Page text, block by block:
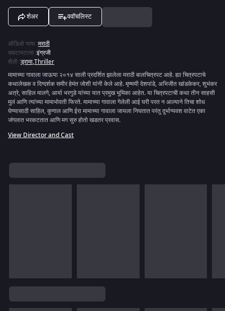
शेअर ववॉचलिस्ट
ऑडिओ भाषा :मराठी
सबटायटल्स :इंग्रजी
शैली :ड्रामा,Thriller
मामाच्या गावाला जाऊया २०१४ साली प्रदर्शित झालेला मराठी बालचित्रपट आहे. ह्या चित्रपटाचे
कथालेखक व दिग्दर्शक समीर हेमंत जोशी यांनी केले आहे. मृण्मयी देशपांडे, अभिजीत खांडकेकर, शुभंकर
अत्रे, साहिल मालगे, आर्या भरगुडे यांच्या यात प्रमुख भूमिका आहेत. या चित्रपटाची कथा तीन साहसी
मुलं आणि त्यांच्या मामाभोवती फिरते. मामाच्या गावाला गेलेली आई घरी परत न आल्याने तिचा शोध
घेण्यासाठी साहिल, कुणाल आणि ईरा मामाच्या गावाला जायला निघतात परंतु दुर्भाग्यवश वाटेत एका
जंगलात भरकटतात आणि मग सुरु होतो खडतर प्रवास.
View Director and Cast